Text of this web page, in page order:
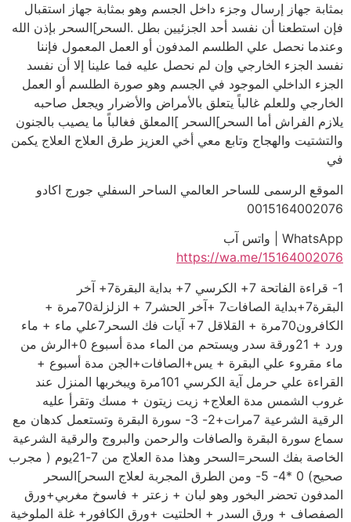
بمثابة جهاز إرسال وجزء داخل الجسم وهو بمثابة جهاز استقبال
فإن استطعنا أن نفسد أحد الجزئيين بطل .السحر]السحر بإذن الله
وعندما نحصل علي الطلسم المدفون أو العمل المعمول فإننا
نفسد الجزء الخارجي وإن لم نحصل عليه فما علينا إلا أن نفسد
الجزء الداخلي الموجود في الجسم وهو صورة الطلسم أو العمل
الخارجي وللعلم غالباً يتعلق بالأمراض والأضرار ويجعل صاحبه
يلازم الفراش أما السحر]السحر ]المعلق فغالباً ما يصيب بالجنون
والتشتيت والهجاج وتابع معي أخي العزيز طرق العلاج العلاج يكمن
في
الموقع الرسمى للساحر العالمي الساحر السفلي جورج اكادو
0015164002076
WhatsApp | واتس آب
https://wa.me/15164002076
1- قراءة الفاتحة 7+ الكرسي 7+ بداية البقرة7+ آخر
البقرة7+بداية الصافات7 +آخر الحشر7 + الزلزلة70مرة +
الكافرون70مرة + القلاقل 7+ آيات فك السحر7علي ماء + ماء
ورد + 21ورقة سدر ويستحم من الماء مدة أسبوع 0+الرش من
ماء مقروء علي البقرة + يس+الصافات+الجن مدة أسبوع +
القراءة علي حرمل آية الكرسي 101مرة ويبخربها المنزل عند
غروب الشمس مدة العلاج+ زيت زيتون + مسك وتقرأ عليه
الرقية الشرعية 7مرات+2- 3- سورة البقرة وتستعمل كدهان مع
سماع سورة البقرة والصافات والرحمن والبروج والرقية الشرعية
الخاصة بفك السحر=السحر وهذا مدة العلاج من 7-21يوم ( مجرب
صحيح) 0 *4- 5- ومن الطرق المجربة لعلاج السحر]السحر
المدفون تحضر البخور وهو لبان + زعتر + فاسوخ مغربي+ورق
الصفصاف + ورق السدر + الحلتيت +ورق الكافور+ غلة الملوخية